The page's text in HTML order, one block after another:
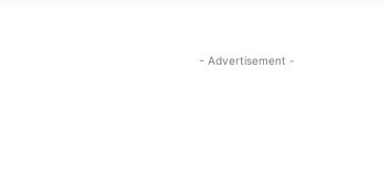
- Advertisement -